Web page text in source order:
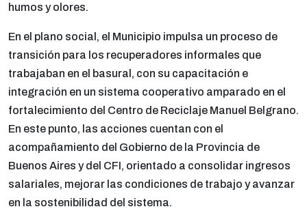
humos y olores.
En el plano social, el Municipio impulsa un proceso de
transición para los recuperadores informales que
trabajaban en el basural, con su capacitación e
integración en un sistema cooperativo amparado en el
fortalecimiento del Centro de Reciclaje Manuel Belgrano.
En este punto, las acciones cuentan con el
acompañamiento del Gobierno de la Provincia de
Buenos Aires y del CFI, orientado a consolidar ingresos
salariales, mejorar las condiciones de trabajo y avanzar
en la sostenibilidad del sistema.